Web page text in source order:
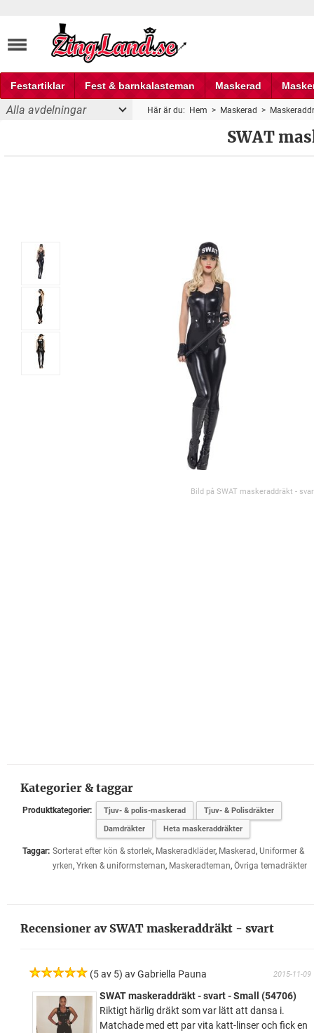
Festartiklar Fest & barnkalasteman Maskerad
Fest och partyprylar
Alla avdelningar Här är du: Hem > Maskerad >
SWAT
Bild på SWAT maskeraddräkt -
Kategorier & taggar
Produktkategorier: Tjuv- & polis-maskerad
Tjuv- & Polisdräkter
Damdräkter
Heta maskeraddräkter
Taggar: Sorterat efter kön & storlek, Maskeradkläder, Maskerad, Uniformer &
yrken, Yrken & uniformsteman, Maskeradteman, Övriga temadräkter
Recensioner av SWAT maskeraddräkt - svart
(5 av 5) av Gabriella Pauna 2015-11-09
SWAT maskeraddräkt - svart - Small (54706)
Riktigt härlig dräkt som var lätt att dansa i.
Matchade med ett par vita katt-linser och fick en